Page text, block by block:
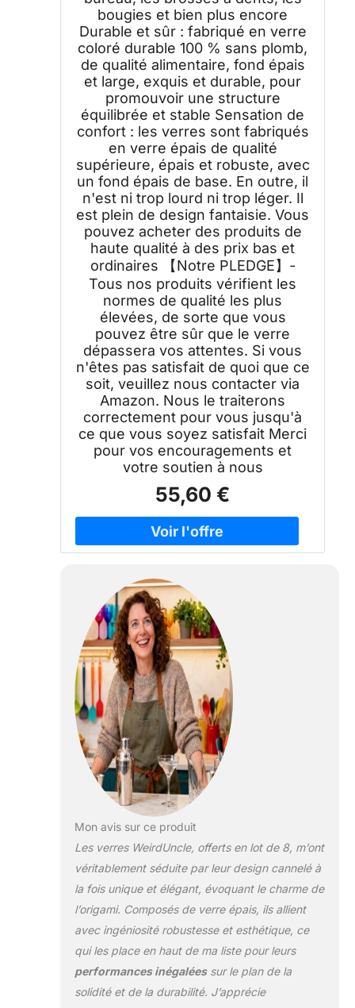
bougies et bien plus encore
Durable et sûr : fabriqué en verre
coloré durable 100 % sans plomb,
de qualité alimentaire, fond épais
et large, exquis et durable, pour
promouvoir une structure
équilibrée et stable Sensation de
confort : les verres sont fabriqués
en verre épais de qualité
supérieure, épais et robuste, avec
un fond épais de base. En outre, il
n'est ni trop lourd ni trop léger. Il
est plein de design fantaisie. Vous
pouvez acheter des produits de
haute qualité à des prix bas et
ordinaires 【Notre PLEDGE】-
Tous nos produits vérifient les
normes de qualité les plus
élevées, de sorte que vous
pouvez être sûr que le verre
dépassera vos attentes. Si vous
n'êtes pas satisfait de quoi que ce
soit, veuillez nous contacter via
Amazon. Nous le traiterons
correctement pour vous jusqu'à
ce que vous soyez satisfait Merci
pour vos encouragements et
votre soutien à nous
55,60 €
Mon avis sur ce produit
Les verres WeirdUncle, offerts en lot de 8, m’ont
véritablement séduite par leur design cannelé à
la fois unique et élégant, évoquant le charme de
l’origami. Composés de verre épais, ils allient
avec ingéniosité robustesse et esthétique, ce
qui les place en haut de ma liste pour leurs
performances inégaléessur le plan de la
solidité et de la durabilité. J’apprécie